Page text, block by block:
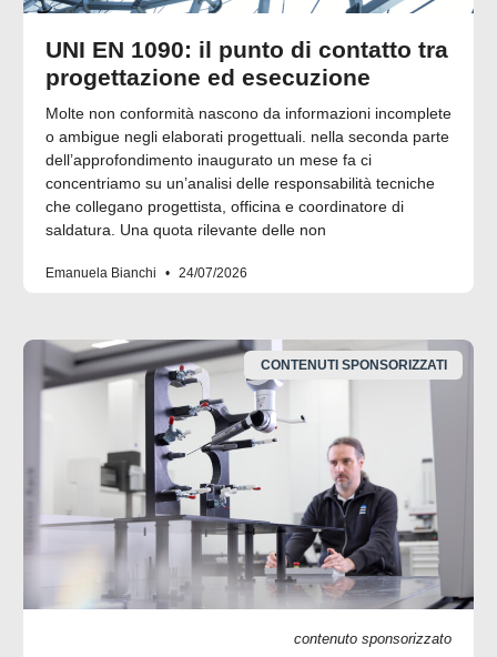
UNI EN 1090: il punto di contatto tra
progettazione ed esecuzione
Molte non conformità nascono da informazioni incomplete
o ambigue negli elaborati progettuali. nella seconda parte
dell’approfondimento inaugurato un mese fa ci
concentriamo su un’analisi delle responsabilità tecniche
che collegano progettista, officina e coordinatore di
saldatura. Una quota rilevante delle non
Emanuela Bianchi 24/07/2026
CONTENUTI SPONSORIZZATI
contenuto sponsorizzato